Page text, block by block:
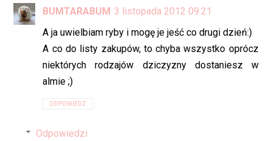
BUMTARABUM 3 listopada 2012 09:21
A ja uwielbiam ryby i mogę je jeść co drugi dzień:)
A co do listy zakupów, to chyba wszystko oprócz
niektórych rodzajów dziczyzny dostaniesz w
almie ;)
ODPOWIEDZ
Odpowiedzi